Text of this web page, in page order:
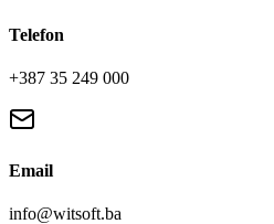
Telefon
+387 35 249 000
Email
info@witsoft.ba